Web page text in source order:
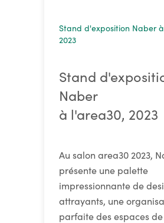
Stand d'exposition Naber
2023
Stand
Naber
à l'area30, 2023
Au salon area30 2023,
présente une palette
impressionnante de
attrayants, une
parfaite des espaces de